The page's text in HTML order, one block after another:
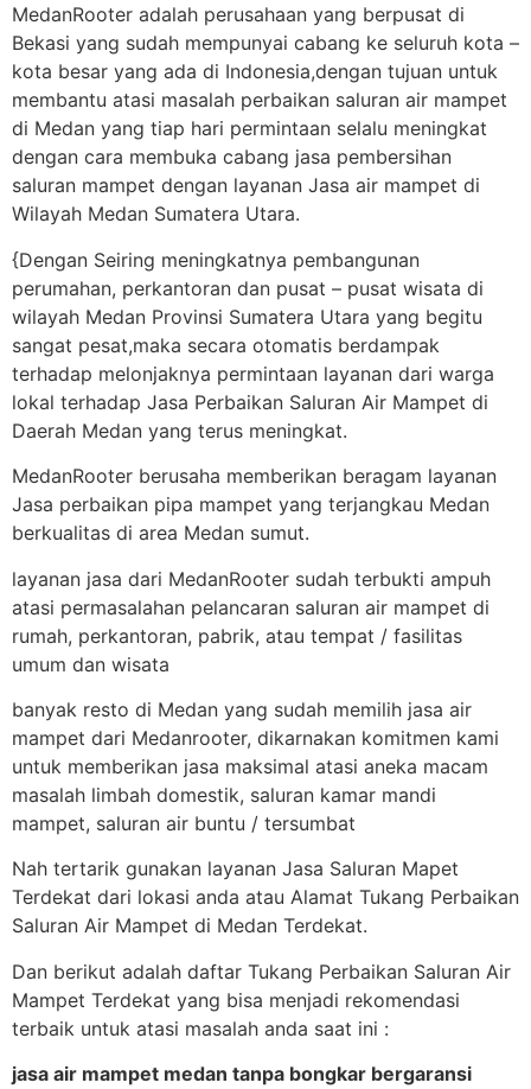
MedanRooter adalah perusahaan yang berpusat di
Bekasi yang sudah mempunyai cabang ke seluruh kota –
kota besar yang ada di Indonesia,dengan tujuan untuk
membantu atasi masalah perbaikan saluran air mampet
di Medan yang tiap hari permintaan selalu meningkat
dengan cara membuka cabang jasa pembersihan
saluran mampet dengan layanan Jasa air mampet di
Wilayah Medan Sumatera Utara.
{Dengan Seiring meningkatnya pembangunan
perumahan, perkantoran dan pusat – pusat wisata di
wilayah Medan Provinsi Sumatera Utara yang begitu
sangat pesat,maka secara otomatis berdampak
terhadap melonjaknya permintaan layanan dari warga
lokal terhadap Jasa Perbaikan Saluran Air Mampet di
Daerah Medan yang terus meningkat.
MedanRooter berusaha memberikan beragam layanan
Jasa perbaikan pipa mampet yang terjangkau Medan
berkualitas di area Medan sumut.
layanan jasa dari MedanRooter sudah terbukti ampuh
atasi permasalahan pelancaran saluran air mampet di
rumah, perkantoran, pabrik, atau tempat / fasilitas
umum dan wisata
banyak resto di Medan yang sudah memilih jasa air
mampet dari Medanrooter, dikarnakan komitmen kami
untuk memberikan jasa maksimal atasi aneka macam
masalah limbah domestik, saluran kamar mandi
mampet, saluran air buntu / tersumbat
Nah tertarik gunakan layanan Jasa Saluran Mapet
Terdekat dari lokasi anda atau Alamat Tukang Perbaikan
Saluran Air Mampet di Medan Terdekat.
Dan berikut adalah daftar Tukang Perbaikan Saluran Air
Mampet Terdekat yang bisa menjadi rekomendasi
terbaik untuk atasi masalah anda saat ini :
jasa air mampet medan tanpa bongkar bergaransi